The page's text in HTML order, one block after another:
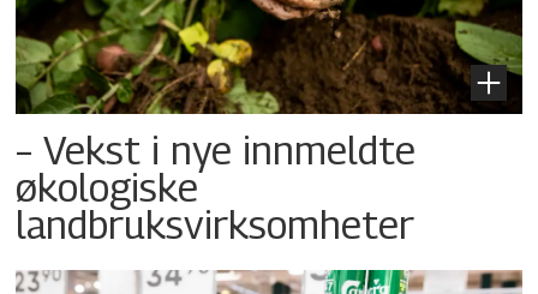
– Vekst i nye innmeldte
økologiske
landbruksvirksomheter